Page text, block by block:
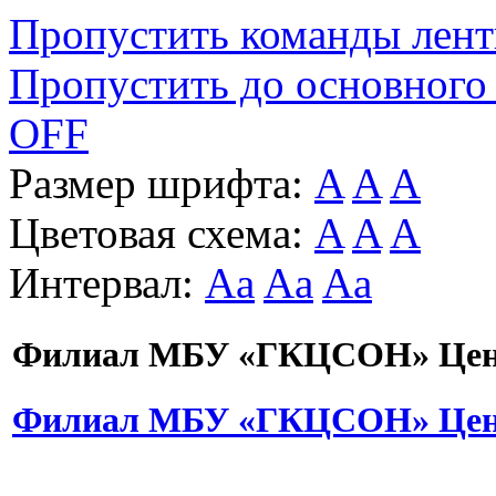
Пропустить команды
Пропустить до основного
OFF
Размер шрифта: A A A
Цветовая схема: A A A
Интервал: Aa Aa Aa
Филиал МБУ «ГКЦСОН»
Филиал МБУ «ГКЦСОН»